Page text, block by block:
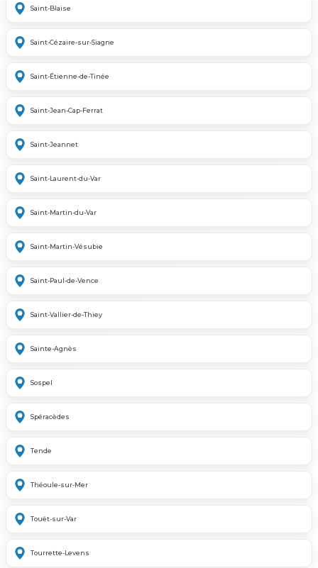
Saint-Blaise
Saint-Cézaire-sur-Siagne
Saint-Étienne-de-Tinée
Saint-Jean-Cap-Ferrat
Saint-Jeannet
Saint-Laurent-du-Var
Saint-Martin-du-Var
Saint-Martin-Vésubie
Saint-Paul-de-Vence
Saint-Vallier-de-Thiey
Sainte-Agnès
Sospel
Spéracèdes
Tende
Théoule-sur-Mer
Touët-sur-Var
Tourrette-Levens